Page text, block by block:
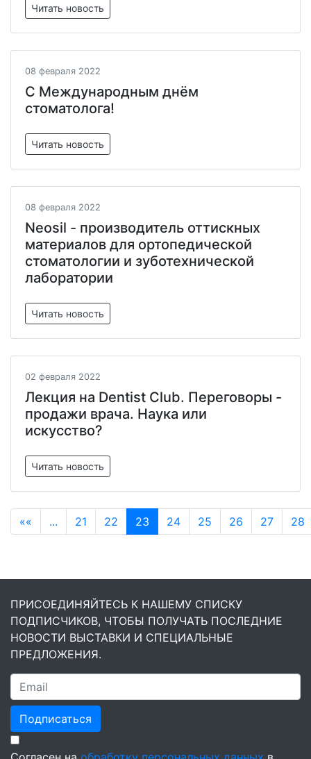
Читать новость
08 февраля 2022
С Международным днём
стоматолога!
Читать новость
08 февраля 2022
Neosil - производитель оттискных
материалов для ортопедической
стоматологии и зуботехнической
лаборатории
Читать новость
02 февраля 2022
Лекция на Dentist Club. Переговоры -
продажи врача. Наука или
искусство?
Читать новость
«« ... 21 22 23 24 25 26 27 28
ПРИСОЕДИНЯЙТЕСЬ К НАШЕМУ СПИСКУ
ПОДПИСЧИКОВ, ЧТОБЫ ПОЛУЧАТЬ ПОСЛЕДНИЕ
НОВОСТИ ВЫСТАВКИ И СПЕЦИАЛЬНЫЕ
ПРЕДЛОЖЕНИЯ.
Подписаться